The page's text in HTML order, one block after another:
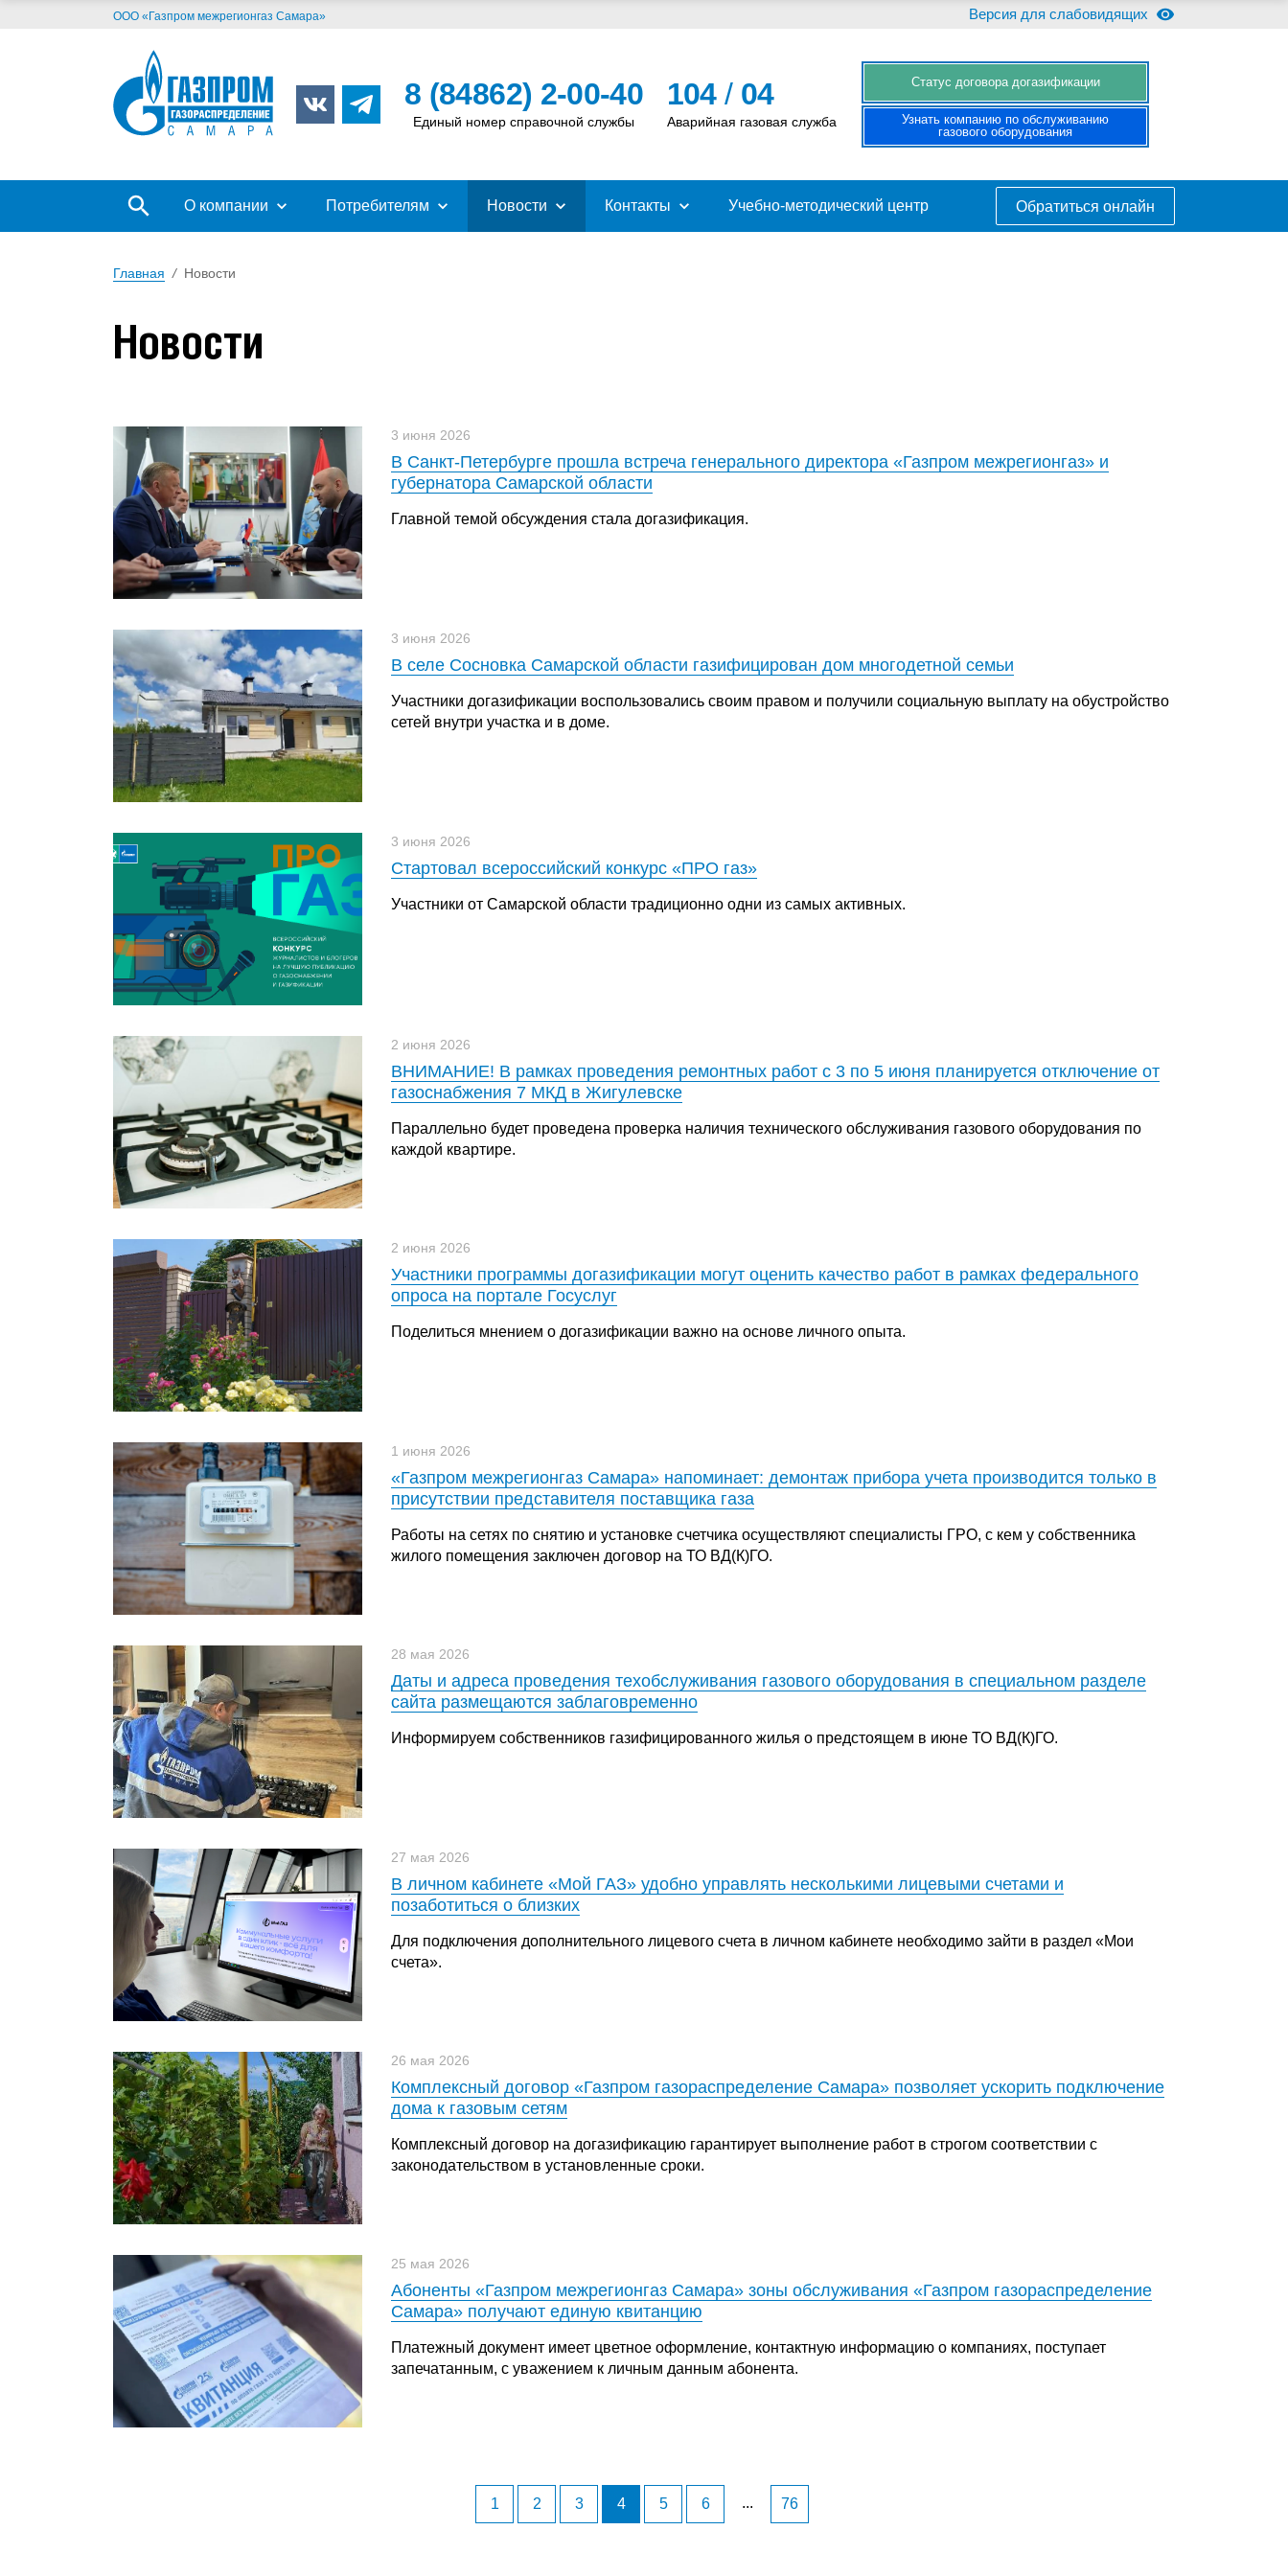
ООО «Газпром межрегионгаз Самара» Версия для слабовидящих
8 (84862) 2-00-40
Единый номер справочной службы
104/ 04
Аварийная газовая служба
Cтатус договора догазификации
Узнать компанию по обслуживанию
газового оборудования
О компании Потребителям Новости Контакты Учебно-методический центр Обратиться онлайн
Главная / Новости
Новости
3 июня 2026
В Санкт-Петербурге прошла встреча генерального директора «Газпром межрегионгаз» и
губернатора Самарской области
Главной темой обсуждения стала догазификация.
3 июня 2026
В селе Сосновка Самарской области газифицирован дом многодетной семьи
Участники догазификации воспользовались своим правом и получили социальную выплату на обустройство
сетей внутри участка и в доме.
3 июня 2026
Стартовал всероссийский конкурс «ПРО газ»
Участники от Самарской области традиционно одни из самых активных.
2 июня 2026
ВНИМАНИЕ! В рамках проведения ремонтных работ с 3 по 5 июня планируется отключение от
газоснабжения 7 МКД в Жигулевске
Параллельно будет проведена проверка наличия технического обслуживания газового оборудования по
каждой квартире.
2 июня 2026
Участники программы догазификации могут оценить качество работ в рамках федерального
опроса на портале Госуслуг
Поделиться мнением о догазификации важно на основе личного опыта.
1 июня 2026
«Газпром межрегионгаз Самара» напоминает: демонтаж прибора учета производится только в
присутствии представителя поставщика газа
Работы на сетях по снятию и установке счетчика осуществляют специалисты ГРО, с кем у собственника
жилого помещения заключен договор на ТО ВД(К)ГО.
28 мая 2026
Даты и адреса проведения техобслуживания газового оборудования в специальном разделе
сайта размещаются заблаговременно
Информируем собственников газифицированного жилья о предстоящем в июне ТО ВД(К)ГО.
27 мая 2026
В личном кабинете «Мой ГАЗ» удобно управлять несколькими лицевыми счетами и
позаботиться о близких
Для подключения дополнительного лицевого счета в личном кабинете необходимо зайти в раздел «Мои
счета».
26 мая 2026
Комплексный договор «Газпром газораспределение Самара» позволяет ускорить подключение
дома к газовым сетям
Комплексный договор на догазификацию гарантирует выполнение работ в строгом соответствии с
законодательством в установленные сроки.
25 мая 2026
Абоненты «Газпром межрегионгаз Самара» зоны обслуживания «Газпром газораспределение
Самара» получают единую квитанцию
Платежный документ имеет цветное оформление, контактную информацию о компаниях, поступает
запечатанным, с уважением к личным данным абонента.
1 2 3 4 5 6 ... 76